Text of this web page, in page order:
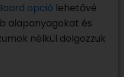
opció lehetővé
alapanyagokat és
nélkül dolgozzuk